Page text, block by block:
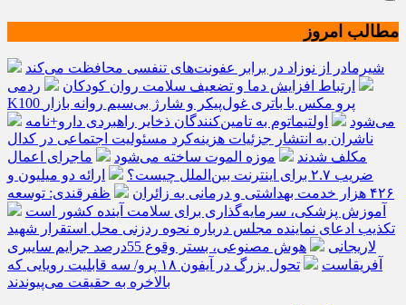
مطالب امروز
شیرمادر از نوزاد در برابر عفونت‌های تنفسی محافظت می‌کند
ارتباط افزایش دما و تضعیف سلامت روان کودکان
ردمی
K100 پرو مکس با باتری غول‌پیکر و شارژ بی‌سیم روانه بازار
می‌شود
اولتیماتوم به تامین‌کنندگان ذخایر راهبردی دارو+نامه
ناشران به انتشار جزئیات هزینه‌کرد مسئولیت اجتماعی در کدال
مکلف شدند
موزه الموت ساخته می‌شود
ماجرای اعمال
ضریب ۲.۷ برای اینترنت بین‌الملل چیست؟
ارائه دو میلیون و
۴۲۶ هزار خدمت بهداشتی و درمانی به زائران
ظفرقندی: توسعه
آموزش پزشکی، سرمایه‌گذاری برای سلامت آینده کشور است
تکذیب ادعای نماینده مجلس درباره نحوه ردزنی محل استقرار شهید
لاریجانی
هوش مصنوعی، بستر وقوع 55درصد جرایم سایبری
آفریقاست
تحول بزرگ در آیفون ۱۸ پرو/ سه قابلیت رویایی که
بالاخره به حقیقت می‌پیوندند